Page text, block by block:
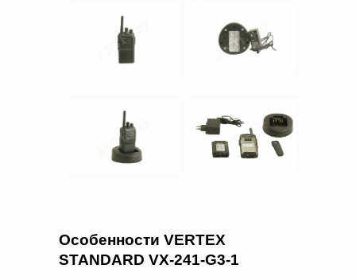
Особенности VERTEX
STANDARD VX-241-G3-1